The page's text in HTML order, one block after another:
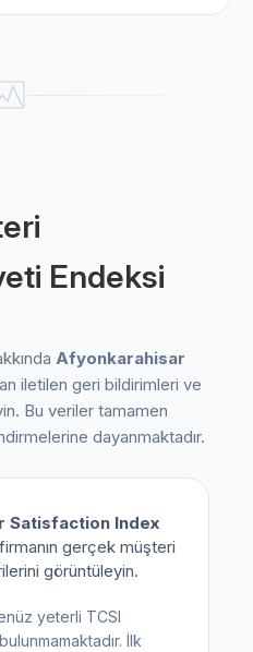
Endeksi
Afyonkarahisar
iletilen geri bildirimleri ve
Bu veriler tamamen
dayanmaktadır.
Satisfaction Index
gerçek müşteri
görüntüleyin.
yeterli TCSI
İlk